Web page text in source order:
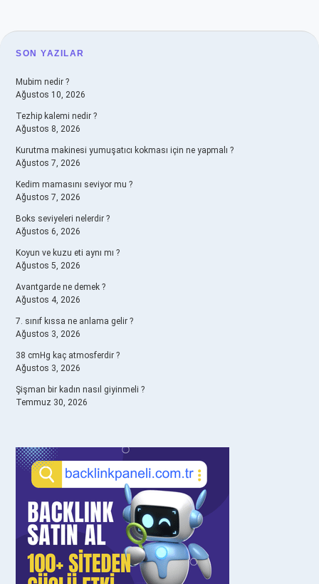
SIDEBAR
SON YAZILAR
Mubim nedir ?
Ağustos 10, 2026
Tezhip kalemi nedir ?
Ağustos 8, 2026
Kurutma makinesi yumuşatıcı kokması için ne yapmalı ?
Ağustos 7, 2026
Kedim mamasını seviyor mu ?
Ağustos 7, 2026
Boks seviyeleri nelerdir ?
Ağustos 6, 2026
Koyun ve kuzu eti aynı mı ?
Ağustos 5, 2026
Avantgarde ne demek ?
Ağustos 4, 2026
7. sınıf kıssa ne anlama gelir ?
Ağustos 3, 2026
38 cmHg kaç atmosferdir ?
Ağustos 3, 2026
Şişman bir kadın nasıl giyinmeli ?
Temmuz 30, 2026